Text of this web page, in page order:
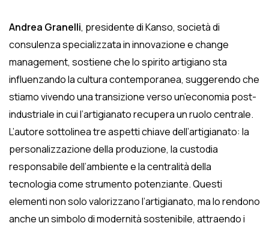
Andrea Granelli, presidente di Kanso, società di
consulenza specializzata in innovazione e change
management, sostiene che lo spirito artigiano sta
influenzando la cultura contemporanea, suggerendo che
stiamo vivendo una transizione verso un’economia post-
industriale in cui l’artigianato recupera un ruolo centrale.
L’autore sottolinea tre aspetti chiave dell’artigianato: la
personalizzazione della produzione, la custodia
responsabile dell’ambiente e la centralità della
tecnologia come strumento potenziante. Questi
elementi non solo valorizzano l’artigianato, ma lo rendono
anche un simbolo di modernità sostenibile, attraendo i